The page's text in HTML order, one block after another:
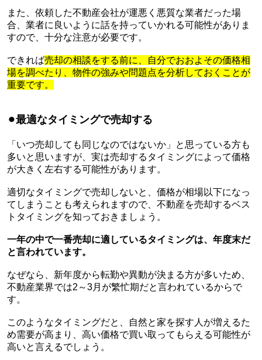
また、依頼した不動産会社が運悪く悪質な業者だった場
合、業者に良いように話を持っていかれる可能性がありま
すので、十分な注意が必要です。
できれば売却の相談をする前に、自分でおおよその価格相
場を調べたり、物件の強みや問題点を分析しておくことが
重要です。
⚫︎最適なタイミングで売却する
「いつ売却しても同じなのではないか」と思っている方も
多いと思いますが、実は売却するタイミングによって価格
が大きく左右する可能性があります。
適切なタイミングで売却しないと、価格が相場以下になっ
てしまうことも考えられますので、不動産を売却するベス
トタイミングを知っておきましょう。
一年の中で一番売却に適しているタイミングは、年度末だ
と言われています。
なぜなら、新年度から転勤や異動が決まる方が多いため、
不動産業界では2 ～3月が繁忙期だと言われているからで
す。
このようなタイミングだと、自然と家を探す人が増えるた
め需要が高まり、高い価格で買い取ってもらえる可能性が
高いと言えるでしょう。